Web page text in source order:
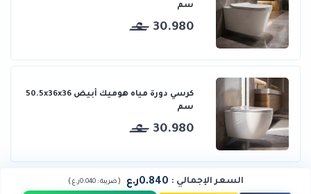
سم
30.980
كرسي دورة مياه هوميك أبيض 50.5x36x36
سم
30.980
السعر الإجمالي : 0.840ر.ع (ضريبة :0.040ر.ع )